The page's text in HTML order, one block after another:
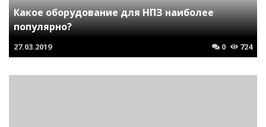
Какое оборудование для НПЗ наиболее
популярно?
27.03.2019 0 724